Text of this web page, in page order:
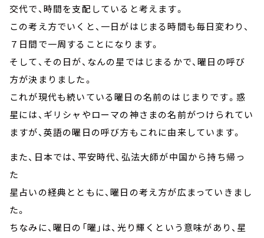
交代で、時間を支配していると考えます。
この考え方でいくと、一日がはじまる時間も毎日変わり、
７日間で一周することになります。
そして、その日が、なんの星ではじまるかで、曜日の呼び
方が決まりました。
これが現代も続いている曜日の名前のはじまりです。惑
星には、ギリシャやローマの神さまの名前がつけられてい
ますが、英語の曜日の呼び方もこれに由来しています。
また、日本では、平安時代、弘法大師が中国から持ち帰っ
た
星占いの経典とともに、曜日の考え方が広まっていきまし
た。
ちなみに、曜日の「曜」は、光り輝くという意味があり、星